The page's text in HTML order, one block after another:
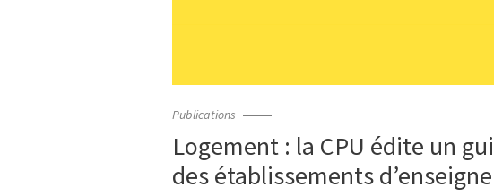
Publications
Logement : la CPU édite un
des établissements